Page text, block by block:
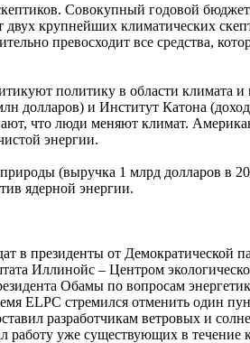
Совокупный годовой
крупнейших климатических
превосходит все средства,
политику в области климата
долларов) и Институт Катона
что люди меняют климат.
энергии.
(выручка 1 млрд долларов в
ядерной энергии.
в президенты от
Иллинойс – Центром
Обамы по вопросам
стремился отменить один
разработчикам ветровых и
работу уже существующих в течение